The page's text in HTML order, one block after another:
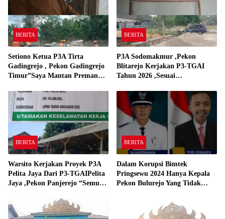
BERITA
Setiono Ketua P3A Tirta
Gadingrejo , Pekon Gadingrejo
Timur”Saya Mantan Preman
Gadingrejo Tahun 2000″
BERITA
P3A Sodomakmur ,Pekon
Blitarejo Kerjakan P3-TGAI
Tahun 2026 ,Sesuai
BERITA
Warsito Kerjakan Proyek P3A
Pelita Jaya Dari P3-TGAIPelita
Jaya ,Pekon Panjerejo “Semua
BERITA
Dalam Korupsi Bimtek
Pringsewu 2024 Hanya Kepala
Pekon Bulurejo Yang Tidak